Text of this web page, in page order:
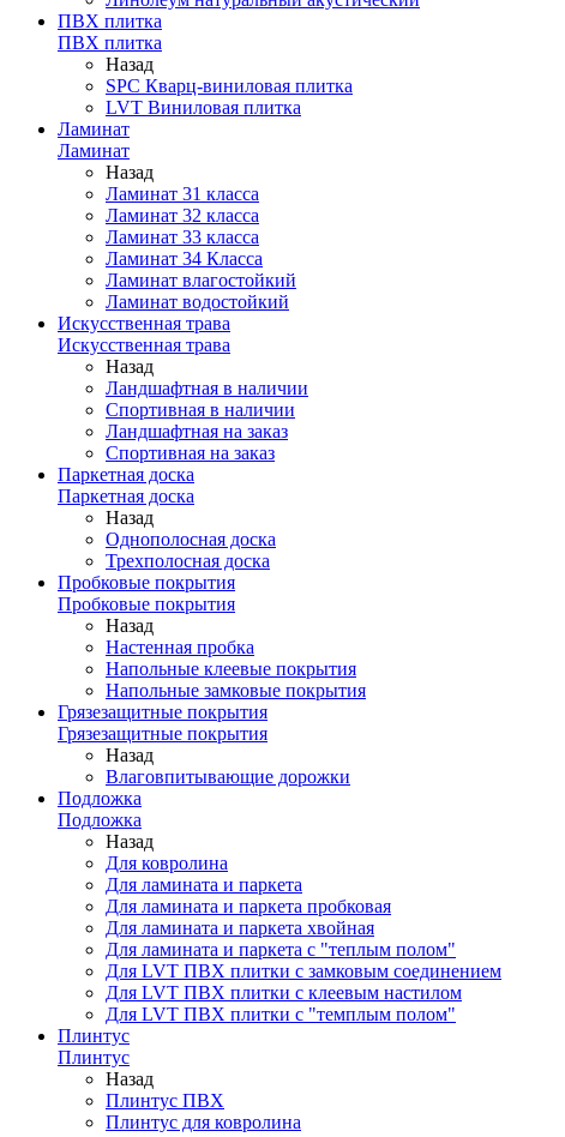
ПВХ плитка
ПВХ плитка
Назад
SPC Кварц-виниловая плитка
LVT Виниловая плитка
Ламинат
Ламинат
Назад
Ламинат 31 класса
Ламинат 32 класса
Ламинат 33 класса
Ламинат 34 Класса
Ламинат влагостойкий
Ламинат водостойкий
Искусственная трава
Искусственная трава
Назад
Ландшафтная в наличии
Спортивная в наличии
Ландшафтная на заказ
Спортивная на заказ
Паркетная доска
Паркетная доска
Назад
Однополосная доска
Трехполосная доска
Пробковые покрытия
Пробковые покрытия
Назад
Настенная пробка
Напольные клеевые покрытия
Напольные замковые покрытия
Грязезащитные покрытия
Грязезащитные покрытия
Назад
Влаговпитывающие дорожки
Подложка
Подложка
Назад
Для ковролина
Для ламината и паркета
Для ламината и паркета пробковая
Для ламината и паркета хвойная
Для ламината и паркета с "теплым полом"
Для LVT ПВХ плитки с замковым соединением
Для LVT ПВХ плитки с клеевым настилом
Для LVT ПВХ плитки с "темплым полом"
Плинтус
Плинтус
Назад
Плинтус ПВХ
Плинтус для ковролина